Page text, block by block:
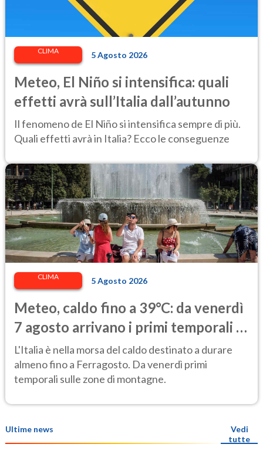
CLIMA 5 Agosto 2026
Meteo, El Niño si intensifica: quali
effetti avrà sull’Italia dall’autunno
Il fenomeno de El Niño si intensifica sempre di più.
Quali effetti avrà in Italia? Ecco le conseguenze
CLIMA 5 Agosto 2026
Meteo, caldo fino a 39°C: da venerdì
7 agosto arrivano i primi temporali e
un lieve calo delle temperature
L'Italia è nella morsa del caldo destinato a durare
almeno fino a Ferragosto. Da venerdì primi
temporali sulle zone di montagne.
Ultime news
Vedi
tutte